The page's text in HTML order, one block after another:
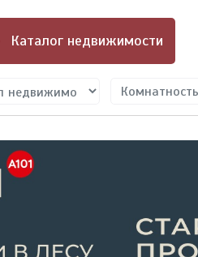
Каталог недвижимости